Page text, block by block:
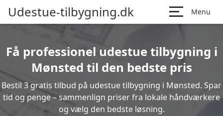
Udestue-tilbygning.dk Menu
Få professionel udestue tilbygning i
Mønsted til den bedste pris
Bestil 3 gratis tilbud på udestue tilbygning i Mønsted. Spar
tid og penge – sammenlign priser fra lokale håndværkere
og vælg den bedste løsning.